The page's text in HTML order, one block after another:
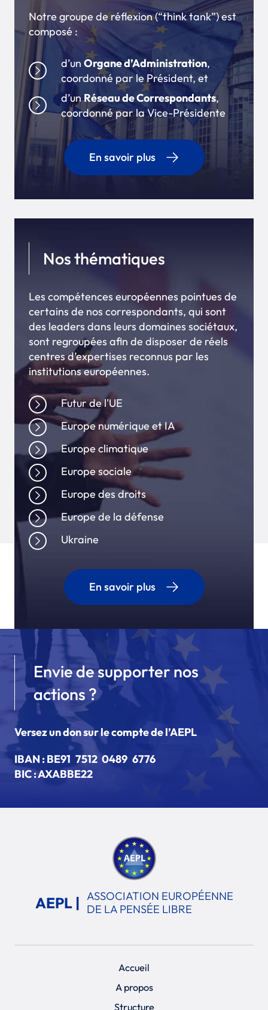
Notre groupe de réflexion (“think tank”) est
composé :
d’un Organe d’Administration,
coordonné par le Président, et
d’unRéseau de Correspondants,
coordonné par la Vice-Présidente
En savoir plus
Nos thématiques
Les compétences européennes pointues de
certains de nos correspondants, qui sont
des leaders dans leurs domaines sociétaux,
sont regroupées afin de disposer de réels
centres d’expertises reconnus par les
institutions européennes.
Futur de l'UE
Europe numérique et IA
Europe climatique
Europe sociale
Europe des droits
Europe de la défense
Ukraine
En savoir plus
Envie de supporter nos
actions ?
Versez un don sur le compte de l’AEPL
IBAN :BE91 7512 0489 6776
BIC : AXABBE22
AEPL | ASSOCIATION EUROPÉENNE
DE LA PENSÉE LIBRE
Accueil
A propos
Structure